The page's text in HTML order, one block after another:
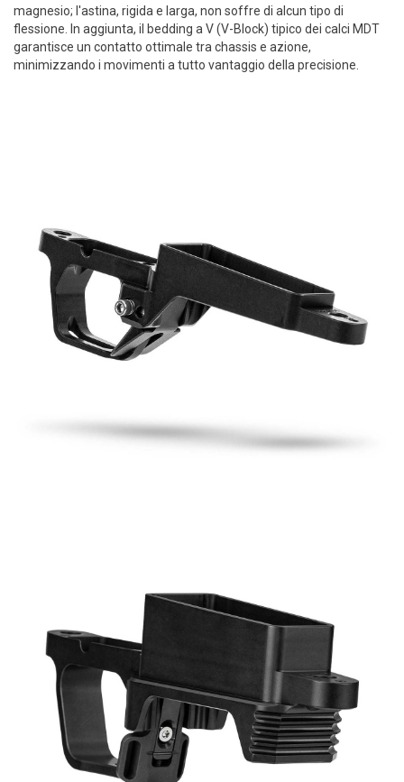
magnesio; l'astina, rigida e larga, non soffre di alcun tipo di
flessione. In aggiunta, il bedding a V (V-Block) tipico dei calci MDT
garantisce un contatto ottimale tra chassis e azione,
minimizzando i movimenti a tutto vantaggio della precisione.